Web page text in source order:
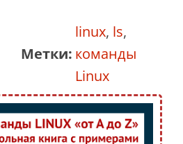
Метки:
linux, ls,
команды
Linux